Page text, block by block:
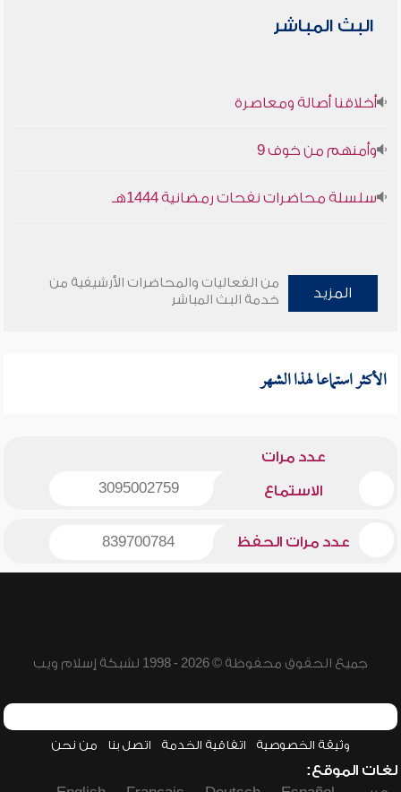
البث المباشر
أخلاقنا أصالة ومعاصرة
وأمنهم من خوف 9
سلسلة محاضرات نفحات رمضانية 1444هـ
المزيد
من الفعاليات والمحاضرات الأرشيفية من
خدمة البث المباشر
الأكثر استماعا لهذا الشهر
عدد مرات
الاستماع 3095002759
عدد مرات الحفظ 839700784
جميع الحقوق محفوظة © 2026 - 1998 لشبكة إسلام ويب
وثيقة الخصوصية اتفاقية الخدمة اتصل بنا من نحن
لغات الموقع: